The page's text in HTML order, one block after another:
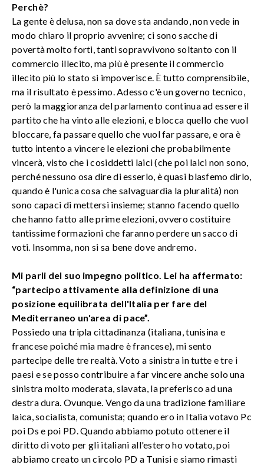
Perchè?
La gente è delusa, non sa dove sta andando, non vede in
modo chiaro il proprio avvenire; ci sono sacche di
povertà molto forti, tanti sopravvivono soltanto con il
commercio illecito, ma più è presente il commercio
illecito più lo stato si impoverisce. È tutto comprensibile,
ma il risultato è pessimo. Adesso c'è un governo tecnico,
però la maggioranza del parlamento continua ad essere il
partito che ha vinto alle elezioni, e blocca quello che vuol
bloccare, fa passare quello che vuol far passare, e ora è
tutto intento a vincere le elezioni che probabilmente
vincerà, visto che i cosiddetti laici (che poi laici non sono,
perché nessuno osa dire di esserlo, è quasi blasfemo dirlo,
quando è l'unica cosa che salvaguardia la pluralità) non
sono capaci di mettersi insieme; stanno facendo quello
che hanno fatto alle prime elezioni, ovvero costituire
tantissime formazioni che faranno perdere un sacco di
voti. Insomma, non si sa bene dove andremo.
Mi parli del suo impegno politico. Lei ha affermato:
“partecipo attivamente alla definizione di una
posizione equilibrata dell'Italia per fare del
Mediterraneo un'area di pace”.
Possiedo una tripla cittadinanza (italiana, tunisina e
francese poiché mia madre è francese), mi sento
partecipe delle tre realtà. Voto a sinistra in tutte e tre i
paesi e se posso contribuire a far vincere anche solo una
sinistra molto moderata, slavata, la preferisco ad una
destra dura. Ovunque. Vengo da una tradizione familiare
laica, socialista, comunista; quando ero in Italia votavo Pc
poi Ds e poi PD. Quando abbiamo potuto ottenere il
diritto di voto per gli italiani all'estero ho votato, poi
abbiamo creato un circolo PD a Tunisi e siamo rimasti